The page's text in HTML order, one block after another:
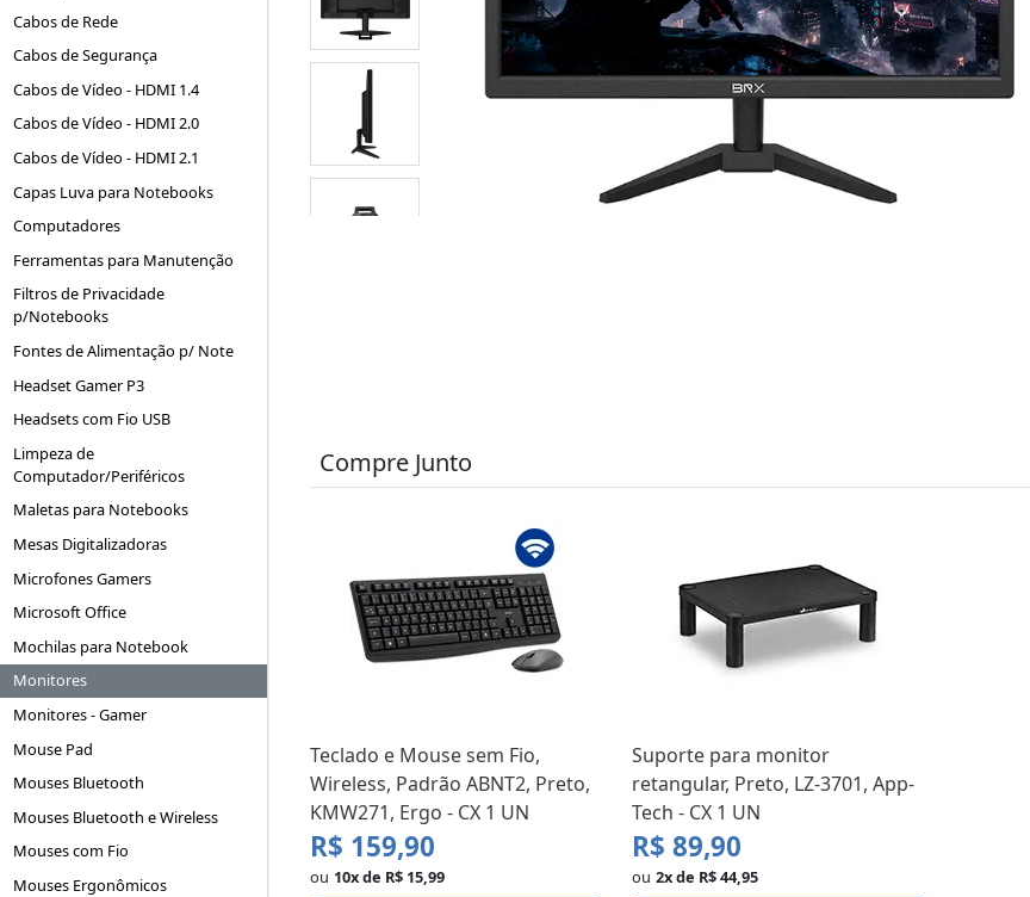
Cabos de Rede
Cabos de Segurança
Cabos de Vídeo - HDMI 1.4
Cabos de Vídeo - HDMI 2.0
Cabos de Vídeo - HDMI 2.1
Capas Luva para Notebooks
Computadores
Ferramentas para Manutenção
Filtros de Privacidade
p/Notebooks
Fontes de Alimentação p/ Note
Headset Gamer P3
Headsets com Fio USB
Limpeza de
Computador/Periféricos
Maletas para Notebooks
Mesas Digitalizadoras
Microfones Gamers
Microsoft Office
Mochilas para Notebook
Monitores
Monitores - Gamer
Mouse Pad
Mouses Bluetooth
Mouses Bluetooth e Wireless
Mouses com Fio
Mouses Ergonômicos
Compre Junto
Teclado e Mouse sem Fio,
Wireless, Padrão ABNT2, Preto,
KMW271, Ergo - CX 1 UN
R$ 159,90
ou 10x de R$ 15,99
Suporte para monitor
retangular, Preto, LZ-3701, App-
Tech - CX 1 UN
R$ 89,90
ou 2x de R$ 44,95